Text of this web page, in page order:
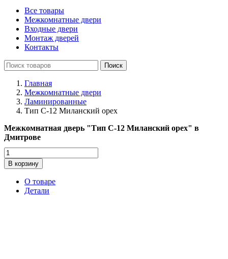
Все товары
Межкомнатные двери
Входные двери
Монтаж дверей
Контакты
Search
for:
Поиск
Главная
Межкомнатные двери
Ламинированные
Тип С-12 Миланский орех
Межкомнатная дверь "Тип С-12 Миланский орех" в
Дмитрове
Количество
товара
Тип
С-12
Миланский
В корзину
О товаре
Детали